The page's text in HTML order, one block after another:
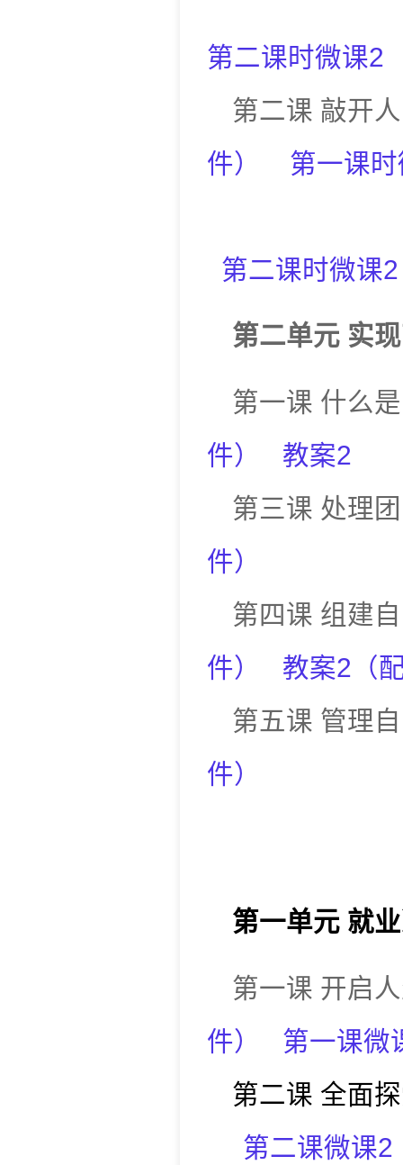
第二课时微课2
第二课 敲开
件） 第一课
第二课时微课2
第二单元 实
第一课 什么
件）
教案2
第三课 处理
件）
第四课 组建
件） 教案2 （
第五课 管理
件）
第一单元 就
第一课 开启
件） 第一课微
第二课 全面
第二课微课2